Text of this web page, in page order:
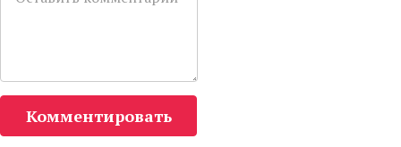
Комментировать